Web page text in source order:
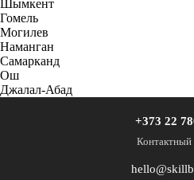
Шымкент
Гомель
Могилев
Наманган
Самарканд
Ош
Джалал-Абад
+373 22
Контактный